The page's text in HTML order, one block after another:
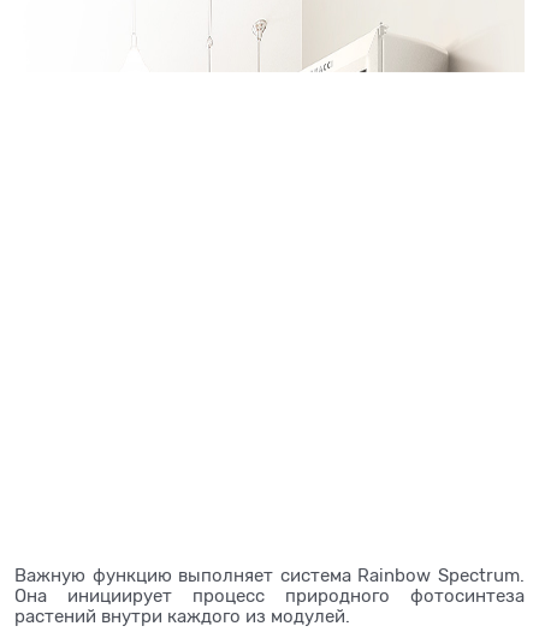
Важную функцию выполняет система Rainbow Spectrum.
Она инициирует процесс природного фотосинтеза
растений внутри каждого из модулей.